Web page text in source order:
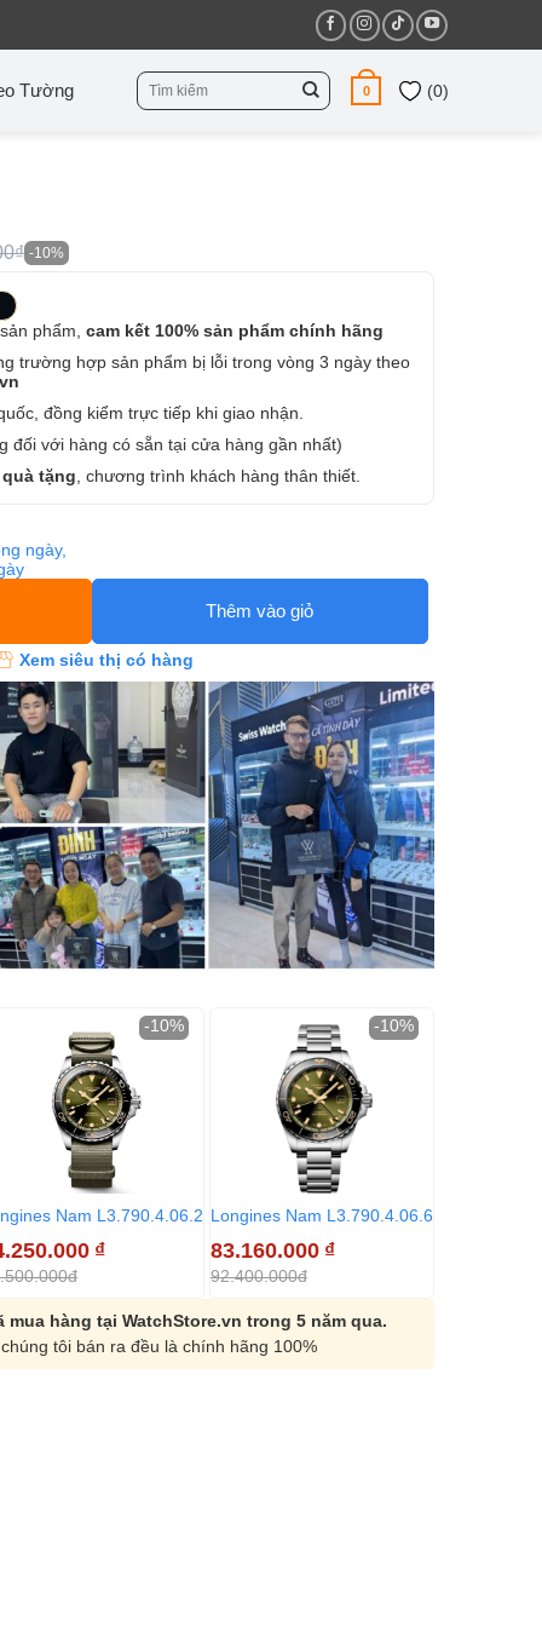
Tường
Tìm
kiếm:
0 (0)
-10%
phẩm, cam kết 100% sản phẩm chính hãng
trường hợp sản phẩm bị lỗi trong vòng 3 ngày theo
đồng kiểm trực tiếp khi giao nhận.
đối với hàng có sẵn tại cửa hàng gần nhất)
tặng , chương trình khách hàng thân thiết.
ngày,
Thêm vào giỏ
Xem siêu thị có hàng
Nam L3.790.4.06.2
₫
-10%
Longines Nam L3.790.4.06.6
83.160.000 ₫
92.400.000đ
-10%
mua hàng tại WatchStore.vn trong 5 năm qua.
tôi bán ra đều là chính hãng 100%